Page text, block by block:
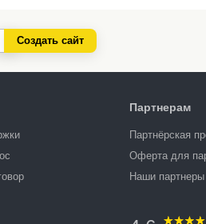
Создать сайт
Партнерам
Партнёрская
Оферта для
Наши партнеры